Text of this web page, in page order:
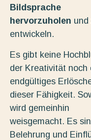
Bildsprache
hervorzuholen und
entwickeln.
Es gibt keine
der Kreativität noch
endgültiges
dieser Fähigkeit.
wird gemeinhin
weisgemacht. Es
Belehrung und